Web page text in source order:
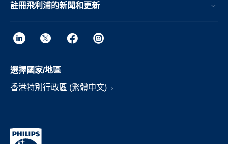
註冊飛利浦的新聞和更新
選擇國家/地區
香港特別行政區 (繁體中文)